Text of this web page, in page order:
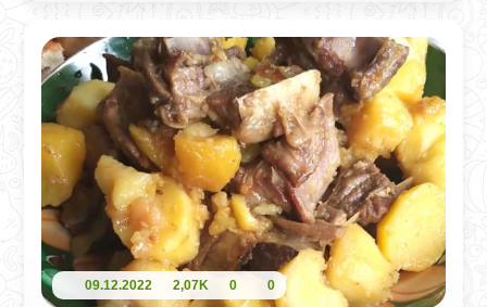
09.12.2022 2,07K 0 0